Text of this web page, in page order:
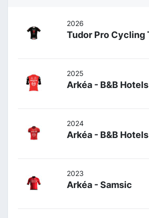
2026
Tudor Pro Cycling
2025
Arkéa - B&B Hotels
2024
Arkéa - B&B Hotels
2023
Arkéa - Samsic